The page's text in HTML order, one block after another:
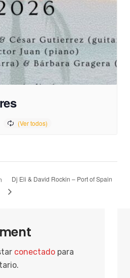
Dj Eli & David Rockin – Port of Spain
conectado para